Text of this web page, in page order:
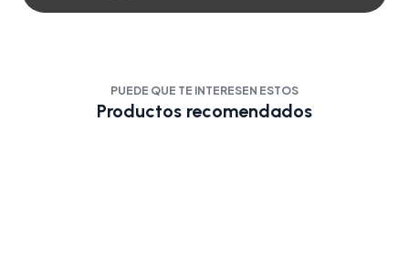
PUEDE QUE TE INTERESEN ESTOS
Productos recomendados